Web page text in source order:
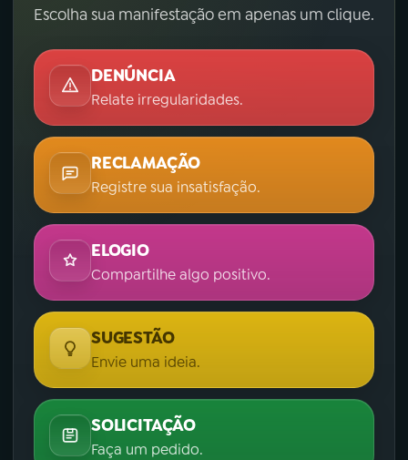
Escolha sua manifestação em apenas um clique.
DENÚNCIA
Relate irregularidades.
RECLAMAÇÃO
Registre sua insatisfação.
ELOGIO
Compartilhe algo positivo.
SUGESTÃO
Envie uma ideia.
SOLICITAÇÃO
Faça um pedido.